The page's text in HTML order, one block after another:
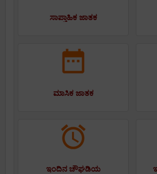
ಸಾಪ್ತಾಹಿಕ ಜಾತಕ
ಮಾಸಿಕ ಜಾತಕ
ಇಂದಿನ ಚೌಘಡಿಯ